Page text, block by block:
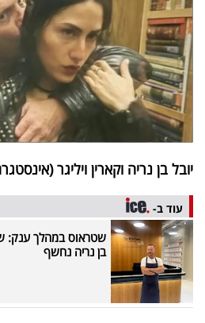
דרושים
ניוזלטרים
מייל
אדום
פרסמו
באייס
עקבו
יובל בן נריה וקארין ויליגר
עוד ב-
שטראוס במהלך ענק:
בן נריה נחשף